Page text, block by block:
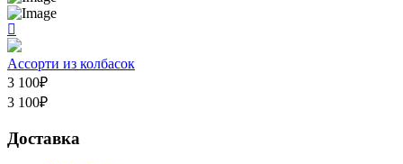
Ассорти из колбасок
3 100₽
3 100₽
Доставка